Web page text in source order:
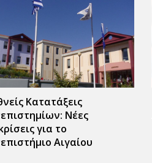
Κατατάξεις
Νέες
για το
Αιγαίου